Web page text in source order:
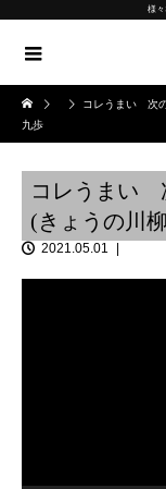
様
コレうまい 次
九歩
コレうまい
(きょうの川
2021.05.01